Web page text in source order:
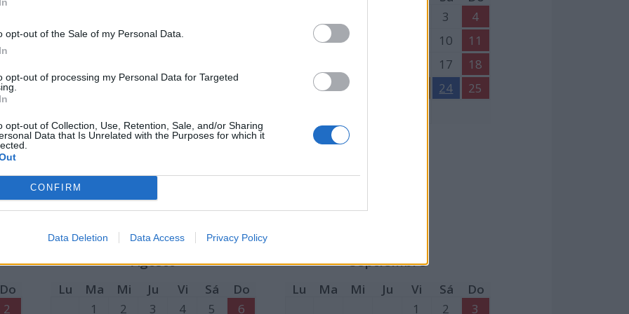
opt-out of the Sale of my Personal Data.
opt-out of processing my Personal Data for Targeted
opt-out of Collection, Use, Retention, Sale, and/or Sharing
Data that Is Unrelated with the Purposes for which it
CONFIRM
Data Deletion Data Access Privacy Policy
9
23
8
9 10 11 12
23 27
1:Fiesta del Trabajo
3
4
6 10
11
17
18
20 24
25
23: Les fogueres
San Juan
Do
2
Agosto
Lu Ma Mi Ju Vi Sá
Do
1
2 3 4 5
6
Septiembre
Lu Ma Mi Ju Vi Sá
Do
1
2
3